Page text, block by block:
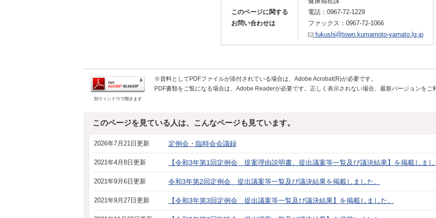
このページに関する
お問い合わせは
電話： 0967-72-1229
ファックス：0967-72-1066
fukushi@town.kumamoto-yamato.lg.jp
別ウィンドウで開きます
※資料としてPDFファイルが添付されている場合は、Adobe Acrobat(R)が必要です。
PDF書類をご覧になる場合は、Adobe Readerが必要です。正しく表示されない場合、最新バージョンをご
このページを見ている人は、こんなページも見ています。
2026年7月21日更新 定例会・臨時会会議録
2021年4月8日更新 【令和3年第1回定例会 提案理由説明書、提出議案等一覧及び議決結果】を掲載しまし
2021年9月6日更新 令和3年第2回定例会 提出議案等一覧及び議決結果を掲載しました。
2021年9月27日更新 【令和3年第3回定例会 提出議案等一覧及び議決結果】を掲載しました。